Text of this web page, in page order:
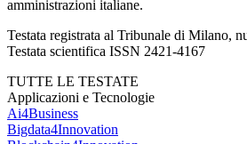
Nextwork360è il più grande network in
B2B dedicati ai temi della Trasformazione
dell’Innovazione Imprenditoriale. Ha la
cultura digitale e imprenditoriale nelle
amministrazioni italiane.
Testata registrata al Tribunale di Milano,
Testata scientifica ISSN 2421-4167